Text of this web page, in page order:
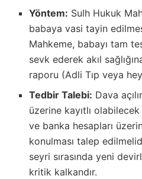
Yöntem: Sulh Hukuk
babaya vasi tayin
Mahkeme, babayı tam
sevk ederek akıl
raporu (Adli Tıp veya
Tedbir Talebi: Dava
üzerine kayıtlı
ve banka hesapları
konulması talep
seyri sırasında yeni
kritik kalkandır.